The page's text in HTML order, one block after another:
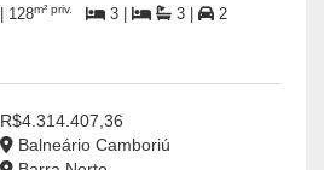
| 128m² priv. 3 | 3 | 2
R$4.314.407,36
Balneário Camboriú